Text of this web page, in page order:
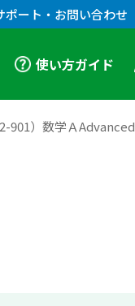
ポート・お問い合わせ
使い方ガイド
901）数学ＡAdvanced